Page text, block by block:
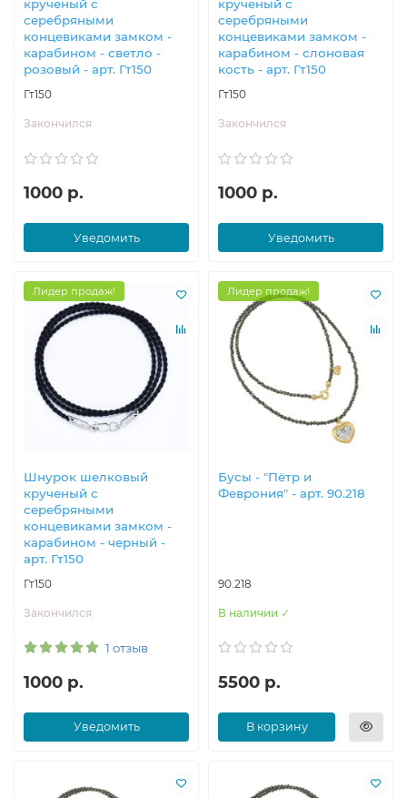
крученый с
серебряными
концевиками замком -
карабином - светло -
розовый - арт. Гт150
Гт150
Закончился
1000 р.
Уведомить
крученый с
серебряными
концевиками замком -
карабином - слоновая
кость - арт. Гт150
Гт150
Закончился
1000 р.
Уведомить
Лидер продаж!
Шнурок шелковый
крученый с
серебряными
концевиками замком -
карабином - черный -
арт. Гт150
Гт150
Закончился
1 отзыв
1000 р.
Уведомить
Лидер продаж!
Бусы - "Пётр и
Феврония" - арт. 90.218
90.218
В наличии ✓
5500 р.
В корзину